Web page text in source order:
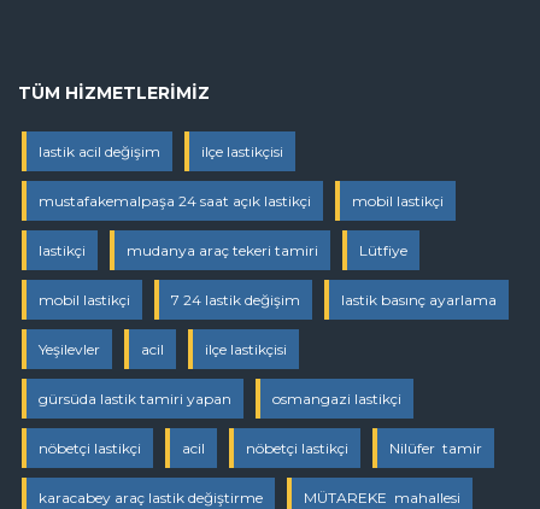
TÜM HIZMETLERIMIZ
lastik acil değişim ilçe lastikçisi
mustafakemalpaşa 24 saat açık lastikçi mobil lastikçi
lastikçi mudanya araç tekeri tamiri Lütfiye
mobil lastikçi 7 24 lastik değişim lastik basınç ayarlama
Yeşilevler acil ilçe lastikçisi
gürsüda lastik tamiri yapan osmangazi lastikçi
nöbetçi lastikçi acil nöbetçi lastikçi Nilüfer tamir
karacabey araç lastik değiştirme MÜTAREKE mahallesi